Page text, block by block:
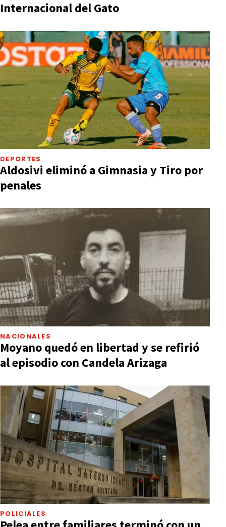
Internacional del Gato
DEPORTES
Aldosivi eliminó a Gimnasia y Tiro por
penales
NACIONALES
Moyano quedó en libertad y se refirió
al episodio con Candela Arizaga
POLICIALES